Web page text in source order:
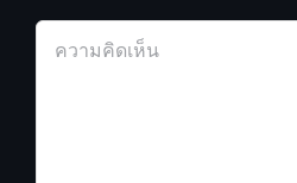
Comment